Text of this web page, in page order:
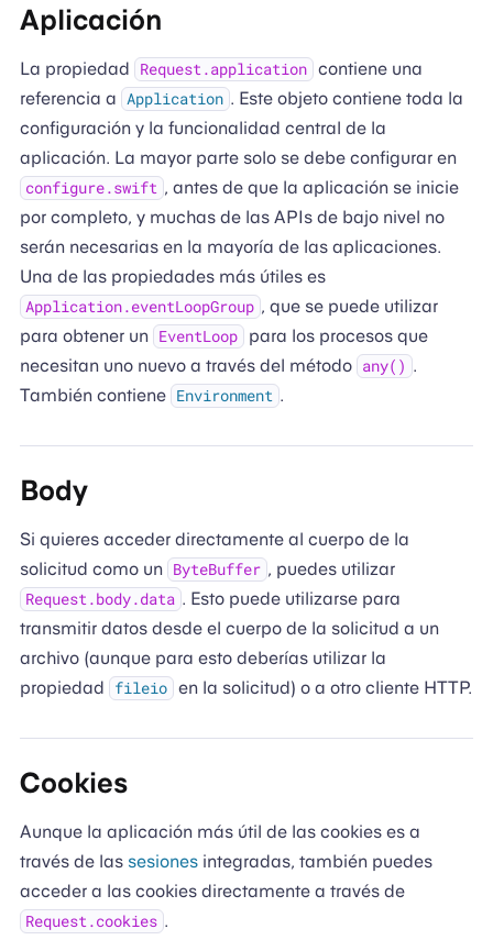
Aplicación
La propiedad Request.application contiene una
referencia a Application . Este objeto contiene toda la
configuración y la funcionalidad central de la
aplicación. La mayor parte solo se debe configurar en
configure.swift , antes de que la aplicación se inicie
por completo, y muchas de las APIs de bajo nivel no
serán necesarias en la mayoría de las aplicaciones.
Una de las propiedades más útiles es
Application.eventLoopGroup , que se puede utilizar
para obtener un EventLoop
para los procesos que
necesitan uno nuevo a través del método any() .
También contiene Environment .
Body
Si quieres acceder directamente al cuerpo de la
solicitud como un ByteBuffer , puedes utilizar
Request.body.data . Esto puede utilizarse para
transmitir datos desde el cuerpo de la solicitud a un
archivo (aunque para esto deberías utilizar la
propiedad
fileio en la solicitud) o a otro cliente HTTP.
Cookies
Aunque la aplicación más útil de las cookies es a
través de las sesionesintegradas, también puedes
acceder a las cookies directamente a través de
Request.cookies .